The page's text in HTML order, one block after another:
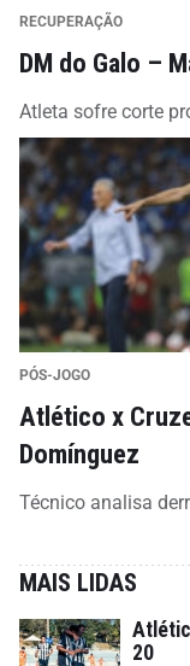
RECUPERAÇÃO
DM do Galo –
Atleta sofre corte
PÓS-JOGO
Atlético x
Domínguez
Técnico analisa
MAIS LIDAS
20